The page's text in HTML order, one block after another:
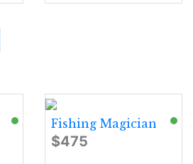
Fishing Magician
$475